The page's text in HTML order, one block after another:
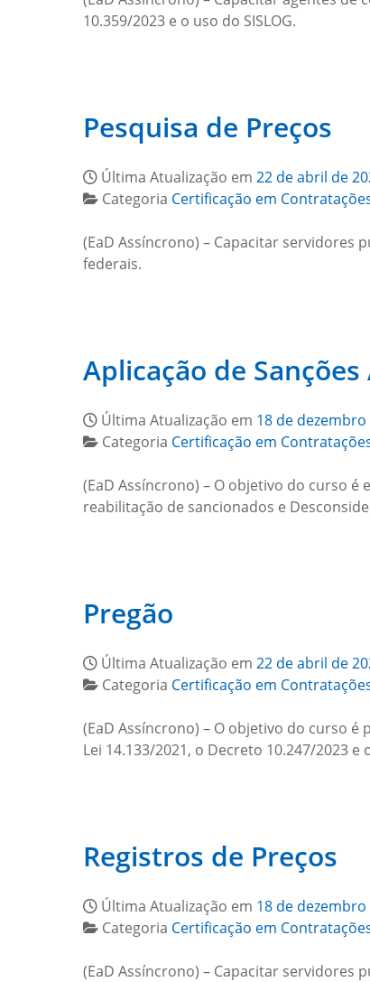
10.359/2023 e o uso do SISLOG.
Pesquisa de Preços
Última Atualização em 22 de abril de
Categoria Certificação em
(EaD Assíncrono) – Capacitar
federais.
Aplicação de
Última Atualização em 18 de dezembro
Categoria Certificação em
(EaD Assíncrono) – O objetivo do curso
reabilitação de sancionados e
Pregão
Última Atualização em 22 de abril de
Categoria Certificação em
(EaD Assíncrono) – O objetivo do curso
Lei 14.133/2021, o Decreto 10.247/2023 e
Registros de Preços
Última Atualização em 18 de dezembro
Categoria Certificação em
(EaD Assíncrono) – Capacitar servidores